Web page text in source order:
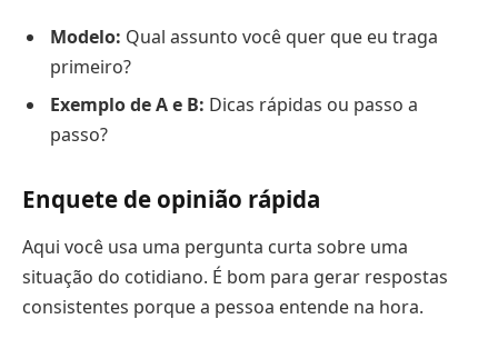
Modelo: Qual assunto você quer que eu traga
primeiro?
Exemplo de A e B: Dicas rápidas ou passo a
passo?
Enquete de opinião rápida
Aqui você usa uma pergunta curta sobre uma
situação do cotidiano. É bom para gerar respostas
consistentes porque a pessoa entende na hora.